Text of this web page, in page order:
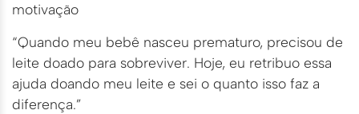
motivação
“Quando meu bebê nasceu prematuro, precisou de
leite doado para sobreviver. Hoje, eu retribuo essa
ajuda doando meu leite e sei o quanto isso faz a
diferença.”